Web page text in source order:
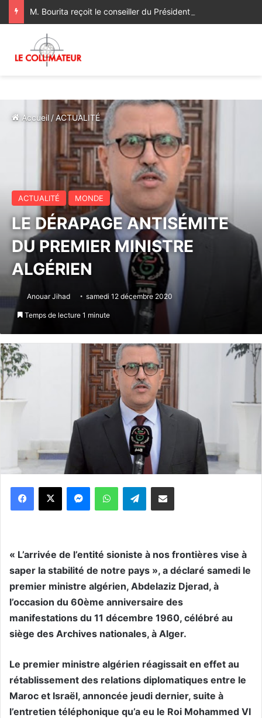
Accueil / ACTUALITÉ
ACTUALITÉ MONDE
LE DÉRAPAGE ANTISÉMITE
DU PREMIER MINISTRE
ALGÉRIEN
Anouar Jihad samedi 12 décembre 2020
Temps de lecture 1 minute
WhatsApp Telegram
« L’arrivée de l’entité sioniste à nos frontières vise à
saper la stabilité de notre pays », a déclaré samedi le
premier ministre algérien, Abdelaziz Djerad, à
l’occasion du 60ème anniversaire des
manifestations du 11 décembre 1960, célébré au
siège des Archives nationales, à Alger.
Le premier ministre algérien réagissait en effet au
rétablissement des relations diplomatiques entre le
Maroc et Israël, annoncée jeudi dernier, suite à
l’entretien téléphonique qu’a eu le Roi Mohammed VI